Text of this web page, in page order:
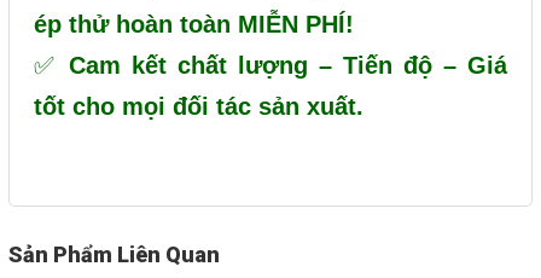
ép thử hoàn toàn MIỄN PHÍ!
✅ Cam kết chất lượng – Tiến độ – Giá
tốt cho mọi đối tác sản xuất.
Sản Phẩm Liên Quan